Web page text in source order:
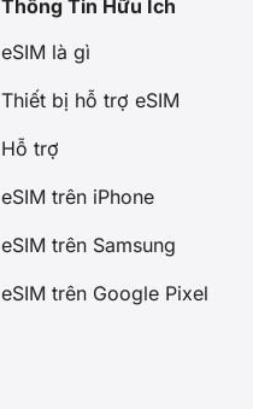
Thông Tin Hữu Ích
eSIM là gì
Thiết bị hỗ trợ eSIM
Hỗ trợ
eSIM trên iPhone
eSIM trên Samsung
eSIM trên Google Pixel